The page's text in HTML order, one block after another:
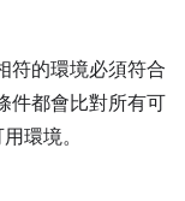
符的環境必須符合
件都會比對所有可
環境。